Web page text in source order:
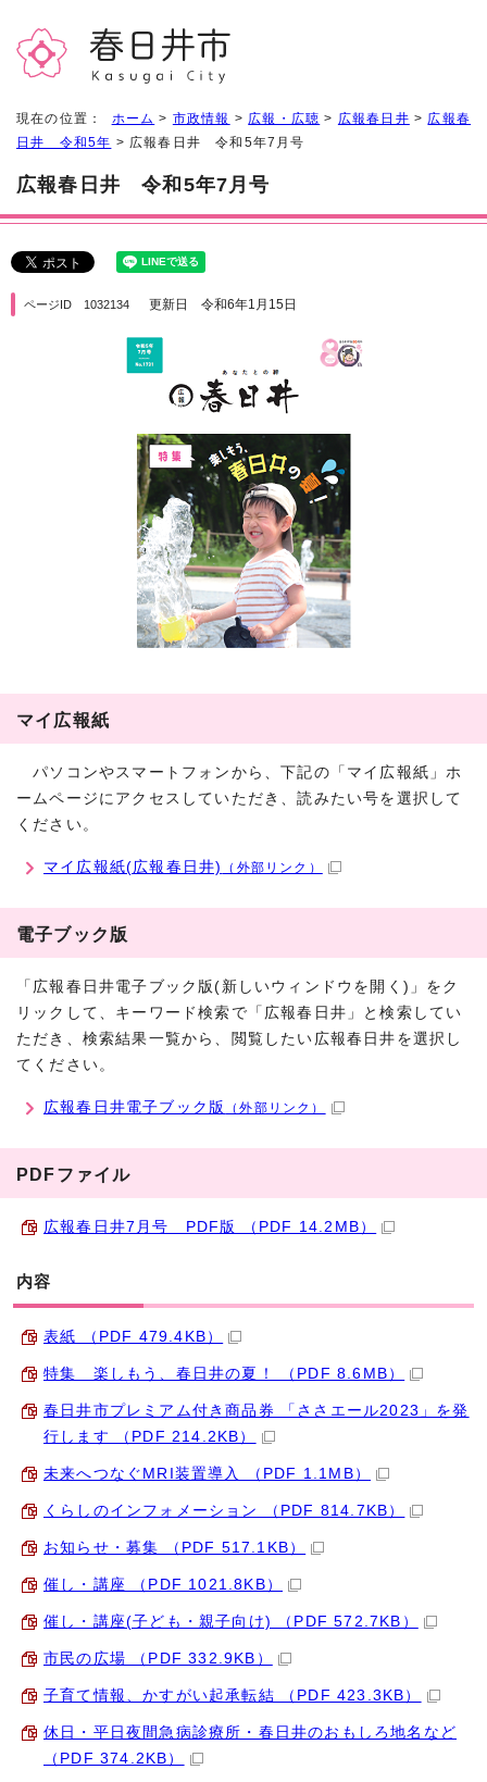
現在の位置： ホーム > 市政情報 > 広報・広聴 > 広報春日井 > 広報春
日井 令和5年 > 広報春日井 令和5年7月号
広報春日井 令和5年7月号
ページID 1032134 更新日 令和6年1月15日
マイ広報紙
パソコンやスマートフォンから、下記の「マイ広報紙」ホ
ームページにアクセスしていただき、読みたい号を選択して
ください。
マイ広報紙(広報春日井) （外部リンク）
電子ブック版
「広報春日井電子ブック版(新しいウィンドウを開く)」をク
リックして、キーワード検索で「広報春日井」と検索してい
ただき、検索結果一覧から、閲覧したい広報春日井を選択し
てください。
広報春日井電子ブック版 （外部リンク）
PDFファイル
広報春日井7月号 PDF版 （PDF 14.2MB）
内容
表紙 （PDF 479.4KB）
特集 楽しもう、春日井の夏！ （PDF 8.6MB）
春日井市プレミアム付き商品券 「ささエール2023」を発
行します （PDF 214.2KB）
未来へつなぐMRI装置導入 （PDF 1.1MB）
くらしのインフォメーション （PDF 814.7KB）
お知らせ・募集 （PDF 517.1KB）
催し・講座 （PDF 1021.8KB）
催し・講座(子ども・親子向け) （PDF 572.7KB）
市民の広場 （PDF 332.9KB）
子育て情報、かすがい起承転結 （PDF 423.3KB）
休日・平日夜間急病診療所・春日井のおもしろ地名など
（PDF 374.2KB）